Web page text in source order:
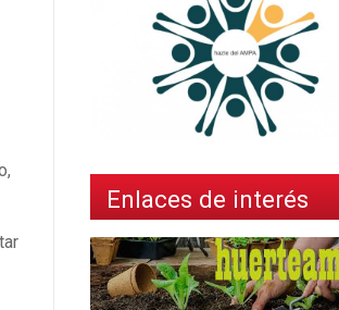
Enlaces de interés